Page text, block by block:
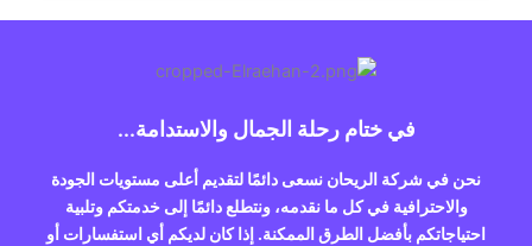
في ختام رحلة الجمال والاستدامة...
نحن في شركة الريحان نسعى دائمًا لتقديم أعلى مستويات الجودة
والاحترافية في كل ما نقدمه، ونتطلع دائمًا إلى خدمتكم وتلبية
احتياجاتكم بأفضل الطرق الممكنة. إذا كان لديكم أي استفسارات أو